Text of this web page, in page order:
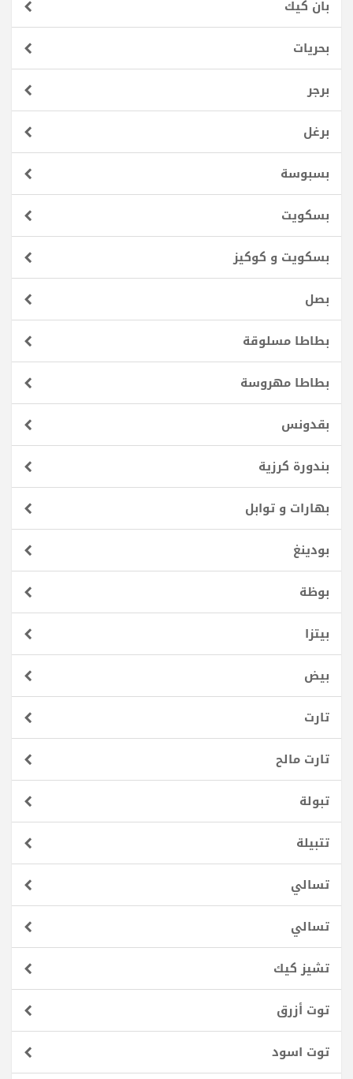
بان كيك
بحريات
برجر
برغل
بسبوسة
بسكويت
بسكويت و كوكيز
بصل
بطاطا مسلوقة
بطاطا مهروسة
بقدونس
بندورة كرزية
بهارات و توابل
بودينغ
بوظة
بيتزا
بيض
تارت
تارت مالح
تبولة
تتبيلة
تسالي
تسالي
تشيز كيك
توت أزرق
توت اسود